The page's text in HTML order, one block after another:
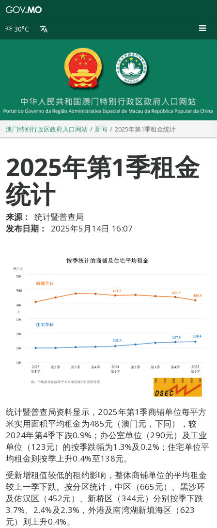
别
30°C
澳门特别行政区政府入口网站 新闻 2025年第1季租金统计
2025年第1季租金
统计
来源：
统计暨普查局
发布日期：
2025年5月14日 16:07
统计暨普查局资料显示，2025年第1季商铺单位每平方
米实用面积平均租金为485元（澳门元，下同），较
2024年第4季下跌0.9%；办公室单位（290元）及工业
单位（123元）的按季跌幅为1.3%及0.2%；住宅单位平
均租金则按季上升0.4%至138元。
受新增租值较低的租约影响，整体商铺单位的平均租金
较上一季下跌。按分区统计，中区（665元）、黑沙环
及佑汉区（452元）、新桥区（344元）分别按季下跌
3.7%、2.4%及2.3%，外港及南湾湖新填海区（623
元）则上升0.4%。